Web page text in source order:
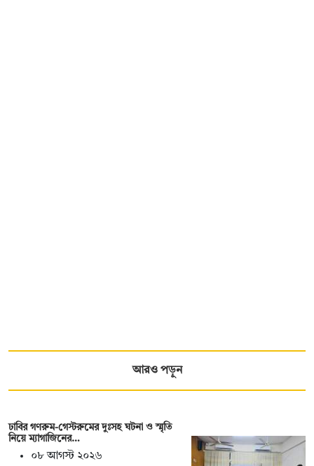
আরও পড়ুন
ঢাবির গণরুম-গেস্টরুমের দুঃসহ ঘটনা ও স্মৃতি
নিয়ে ম্যাগাজিনের…
০৮ আগস্ট ২০২৬